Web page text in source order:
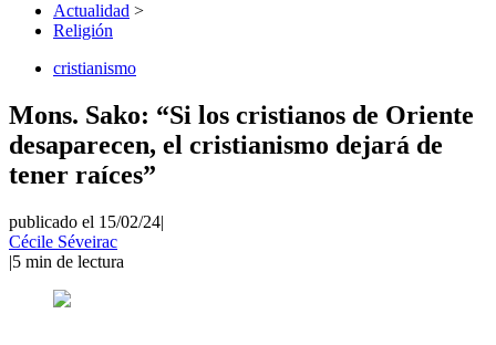
Actualidad >
Religión
cristianismo
Mons. Sako: “Si los cristianos de Oriente
desaparecen, el cristianismo dejará de
tener raíces”
publicado el 15/02/24|
Cécile Séveirac
|5 min de lectura